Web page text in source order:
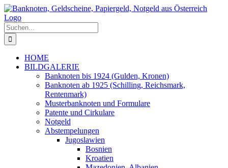
Zum
Inhalt
springen
Suche
nach:
HOME
BILDGALERIE
Banknoten bis 1924 (Gulden, Kronen)
Banknoten ab 1925 (Schilling, Reichsmark,
Rentenmark)
Musterbanknoten und Formulare
Patente und Cirkulare
Notgeld
Abstempelungen
Jugoslawien
Bosnien
Kroatien